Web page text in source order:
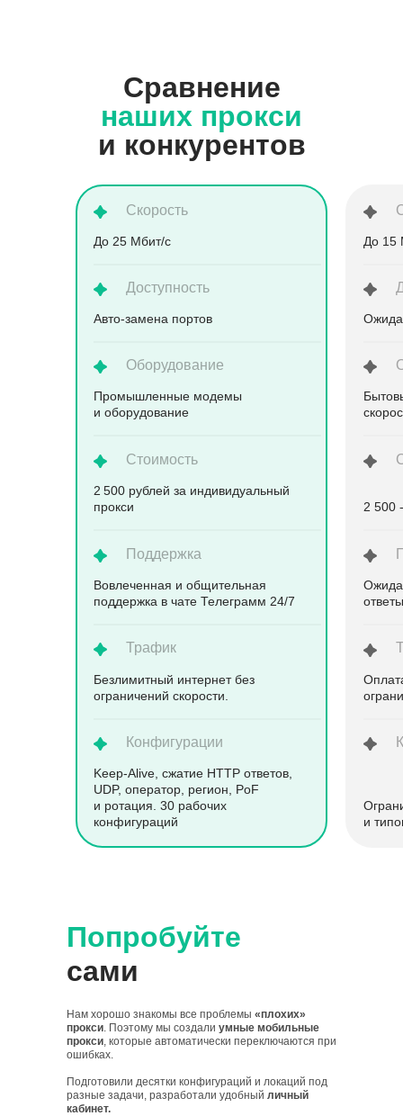
Скорость
Сравнение
наших прокси
и конкурентов
До 25 Мбит/с
Доступность
До 15
Aвто-замена портов
Оборудование
Стоимость
Промышленные модемы
и оборудование
Поддержка
Вовлеченная и общительная
поддержка в чате Телеграмм 24/7
Трафик
2 500 рублей за индивидуальный
прокси
2 500
Конфигурации
ответы
Безлимитный интернет без
ограничений скорости.
Keep-Alive, сжатие HTTP ответов,
UDP, оператор, регион, PoF
и ротация. 30 рабочих
конфигураций
и
Попробуйте
сами
Нам хорошо знакомы все проблемы «плохих»
прокси. Поэтому мы создали умные мобильные
прокси, которые автоматически переключаются при
ошибках.
Подготовили десятки конфигураций и локаций под
разные задачи, разработали удобный личный
кабинет.